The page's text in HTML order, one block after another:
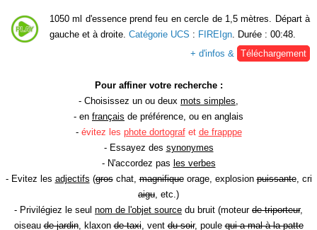
1050 ml d'essence prend feu en cercle de 1,5 mètres. Départ à
gauche et à droite. Catégorie UCS : FIREIgn . Durée : 00:48.
+ d'infos &
Téléchargement
Pour affiner votre recherche :
- Choisissez un ou deux mots simples
- en français de préférence, ou en anglais
- évitez les phote dortografet de frapppe
- Essayez des synonymes
- N'accordez pas les verbes
- Evitez les adjectifs (groschat,magnifiqueorage, explosionpuissante, cri
aigu , etc.)
- Privilégiez le seul nom de l'objet source du bruit (moteur de triporteur,
oiseaude jardin, klaxonde taxi, ventdu soir, poulequi a mal à la patte